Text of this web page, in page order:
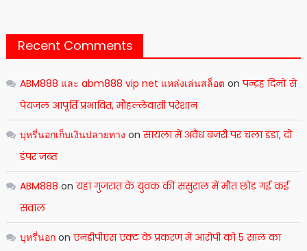
Recent Comments
ABM888 และ abm888 vip net แหล่งเล่นสล็อต onपन्द्रह दिनों से
पेयजल आपूर्ति प्रभावित, मौहल्लेवासी परेशान
บุหรี่นอกเก็บเงินปลายทาง onसायला में अवैध बजरी पर चला डंडा, दो
डंपर जब्त
ABM888 on यहां गुजरात के युवक की ससुराल में मौत छोड़ गई कई
सवाल
บุหรี่นอกon एनडीपीएस एक्ट के प्रकरण में आरोपी को 5 साल का